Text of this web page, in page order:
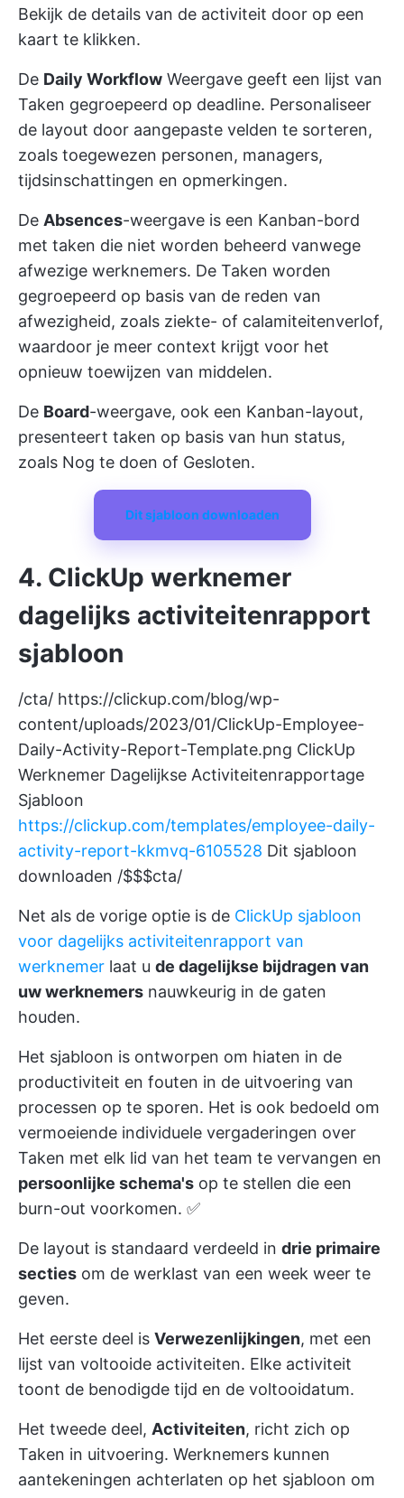
Bekijk de details van de activiteit door op een
kaart te klikken.
De Daily Workflow Weergave geeft een lijst van
Taken gegroepeerd op deadline. Personaliseer
de layout door aangepaste velden te sorteren,
zoals toegewezen personen, managers,
tijdsinschattingen en opmerkingen.
De Absences-weergave is een Kanban-bord
met taken die niet worden beheerd vanwege
afwezige werknemers. De Taken worden
gegroepeerd op basis van de reden van
afwezigheid, zoals ziekte- of calamiteitenverlof,
waardoor je meer context krijgt voor het
opnieuw toewijzen van middelen.
De Board-weergave, ook een Kanban-layout,
presenteert taken op basis van hun status,
zoals Nog te doen of Gesloten.
Dit sjabloon downloaden
4. ClickUp werknemer
dagelijks activiteitenrapport
sjabloon
/cta/ https://clickup.com/blog/wp-
content/uploads/2023/01/ClickUp-Employee-
Daily-Activity-Report-Template.png ClickUp
Werknemer Dagelijkse Activiteitenrapportage
Sjabloon
https://clickup.com/templates/employee-daily-
activity-report-kkmvq-6105528 Dit sjabloon
downloaden /$$$cta/
Net als de vorige optie is de ClickUp sjabloon
voor dagelijks activiteitenrapport van
werknemer laat u de dagelijkse bijdragen van
uw werknemers nauwkeurig in de gaten
houden.
Het sjabloon is ontworpen om hiaten in de
productiviteit en fouten in de uitvoering van
processen op te sporen. Het is ook bedoeld om
vermoeiende individuele vergaderingen over
Taken met elk lid van het team te vervangen en
persoonlijke schema's op te stellen die een
burn-out voorkomen. ✅
De layout is standaard verdeeld in drie primaire
secties om de werklast van een week weer te
geven.
Het eerste deel is Verwezenlijkingen, met een
lijst van voltooide activiteiten. Elke activiteit
toont de benodigde tijd en de voltooidatum.
Het tweede deel, Activiteiten, richt zich op
Taken in uitvoering. Werknemers kunnen
aantekeningen achterlaten op het sjabloon om